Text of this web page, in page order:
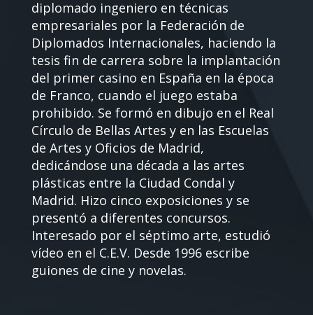
diplomado ingeniero en técnicas
empresariales por la Federación de
Diplomados Internacionales, haciendo la
tesis fin de carrera sobre la implantación
del primer casino en España en la época
de Franco, cuando el juego estaba
prohibido. Se formó en dibujo en el Real
Círculo de Bellas Artes y en las Escuelas
de Artes y Oficios de Madrid,
dedicándose una década a las artes
plásticas entre la Ciudad Condal y
Madrid. Hizo cinco exposiciones y se
presentó a diferentes concursos.
Interesado por el séptimo arte, estudió
vídeo en el C.E.V. Desde 1996 escribe
guiones de cine y novelas.